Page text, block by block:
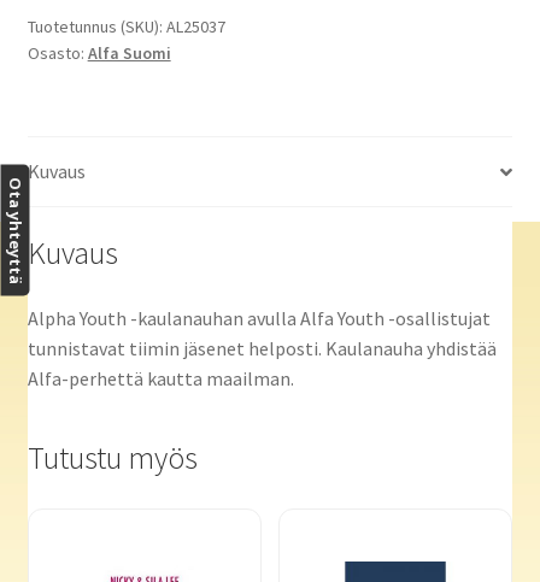
Youth
(lätkän
lisää)
Tuotetunnus (SKU): AL25037
Osasto: Alfa Suomi
Kuvaus
Kuvaus
Alpha Youth -kaulanauhan avulla Alfa Youth -osallistujat
tunnistavat tiimin jäsenet helposti. Kaulanauha yhdistää
Alfa-perhettä kautta maailman.
Tutustu myös
Ota yhteyttä